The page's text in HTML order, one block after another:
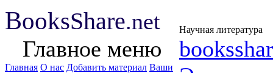
BooksShare.net Научная литература
Главное меню
Главная О нас Добавить материал Ваши